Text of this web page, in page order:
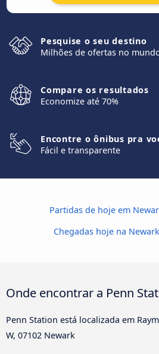
Pesquise o seu destino
Milhões de ofertas no
Compare os resultados
Economize até 70%
Encontre o ônibus pra
Fácil e transparente
Partidas de hoje em
Chegadas hoje na
Onde encontrar a Penn
Penn Station está localizada em
W, 07102 Newark